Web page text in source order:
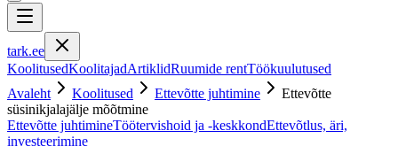
tark.ee
KoolitusedKoolitajadArtiklidRuumide rentTöökuulutused
Avaleht
Koolitused Ettevõtte juhtimine
Ettevõtte
süsinikjalajälje mõõtmine
Ettevõtte juhtimineTöötervishoid ja -keskkondEttevõtlus, äri,
investeerimine